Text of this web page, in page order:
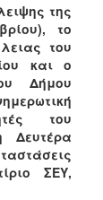
της
το
του
και ο
Δήμου
του
Δευτέρα
ΣΕΥ,